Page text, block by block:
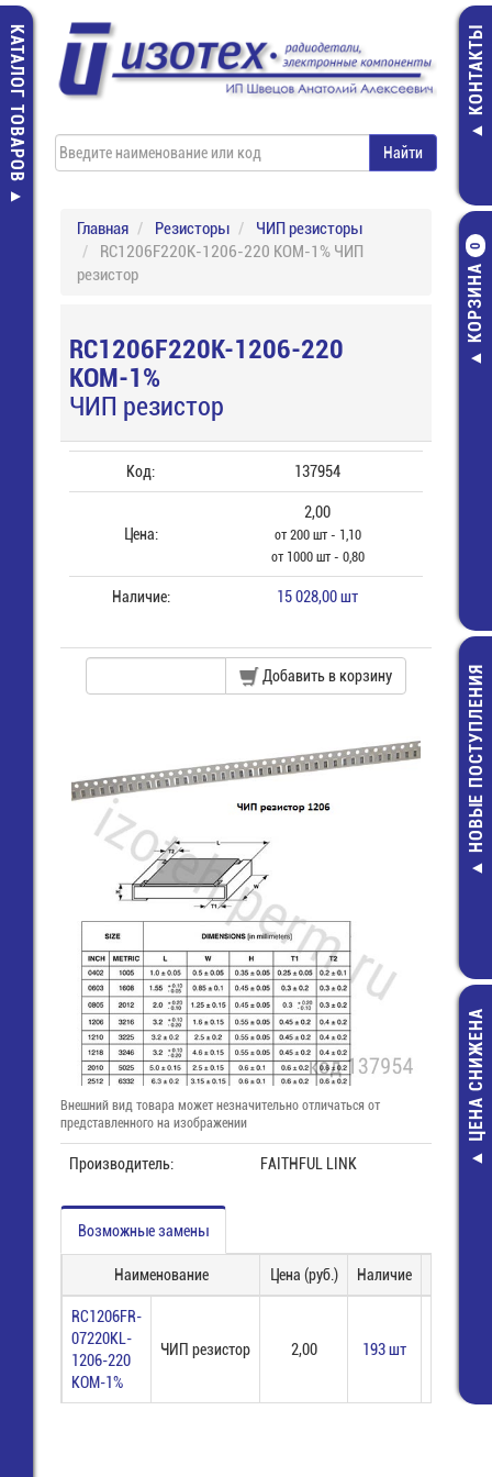
КАТАЛОГ ТОВАРОВ КОНТАКТЫ
КОРЗИНА
0
CR2032
питания
дисковая
НОВЫЕ ПОСТУПЛЕНИЯ
ЦЕНА СНИЖЕНА
Главная Резисторы
ЧИП резисторы
RC1206F220K-1206-220 КОМ-1% ЧИП
резистор
RC1206F220K-1206-220
КОМ-1%
ЧИП резистор
Код: 137954
Цена:
2,00
от 200 шт - 1,10
от 1000 шт - 0,80
Наличие: 15 028,00 шт
Добавить в корзину
Внешний вид товара может незначительно отличаться от
представленного на изображении
Производитель: FAITHFUL LINK
Возможные замены
Наименование Цена (руб.) Наличие
RC1206FR-
07220KL-
1206-220
КОМ-1%
ЧИП резистор 2,00 193 шт